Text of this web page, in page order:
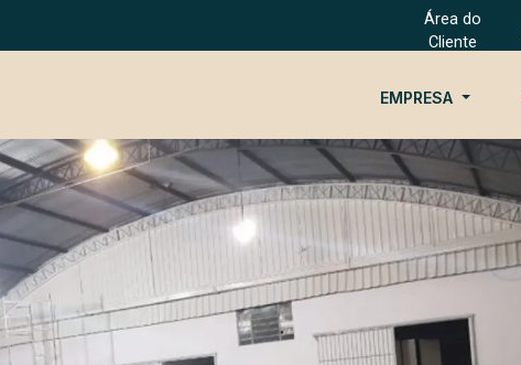
Área do
Cliente
EMPRESA